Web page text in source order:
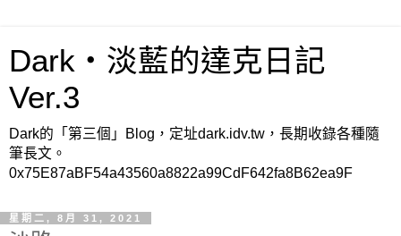
Dark‧淡藍的達克日記
Ver.3
Dark的「第三個」Blog，定址dark.idv.tw，長期收錄各種隨
筆長文。
0x75E87aBF54a43560a8822a99CdF642fa8B62ea9F
星期二, 8月 31, 2021